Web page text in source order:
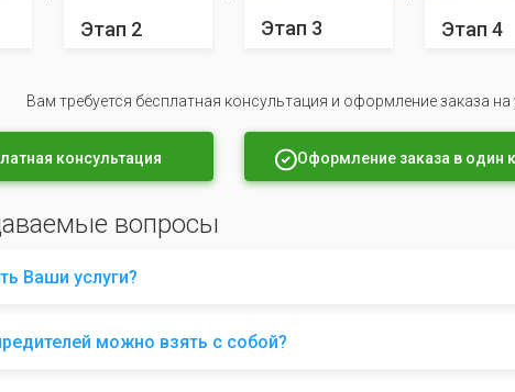
Этап 2 Этап 3 Этап 4
Вам требуется бесплатная консультация и оформление заказа
консультация Оформление заказа в один
вопросы
Ваши услуги?
можно взять с собой?